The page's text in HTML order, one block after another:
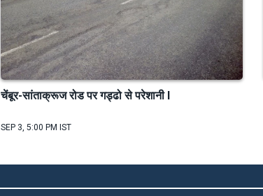
चेंबूर-सांताक्रूज रोड पर गड्ढो से परेशानी I
SEP 3, 5:00 PM IST